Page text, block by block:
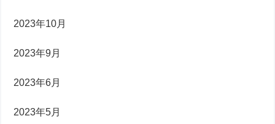
2023年10月
2023年9月
2023年6月
2023年5月